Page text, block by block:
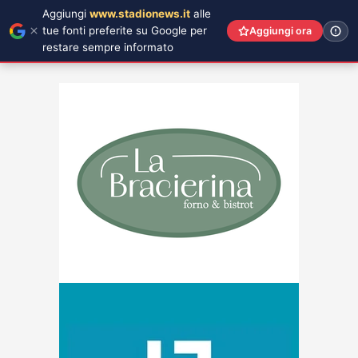
Aggiungi www.stadionews.it alle
tue fonti preferite su Google per
restare sempre informato
Aggiungi ora